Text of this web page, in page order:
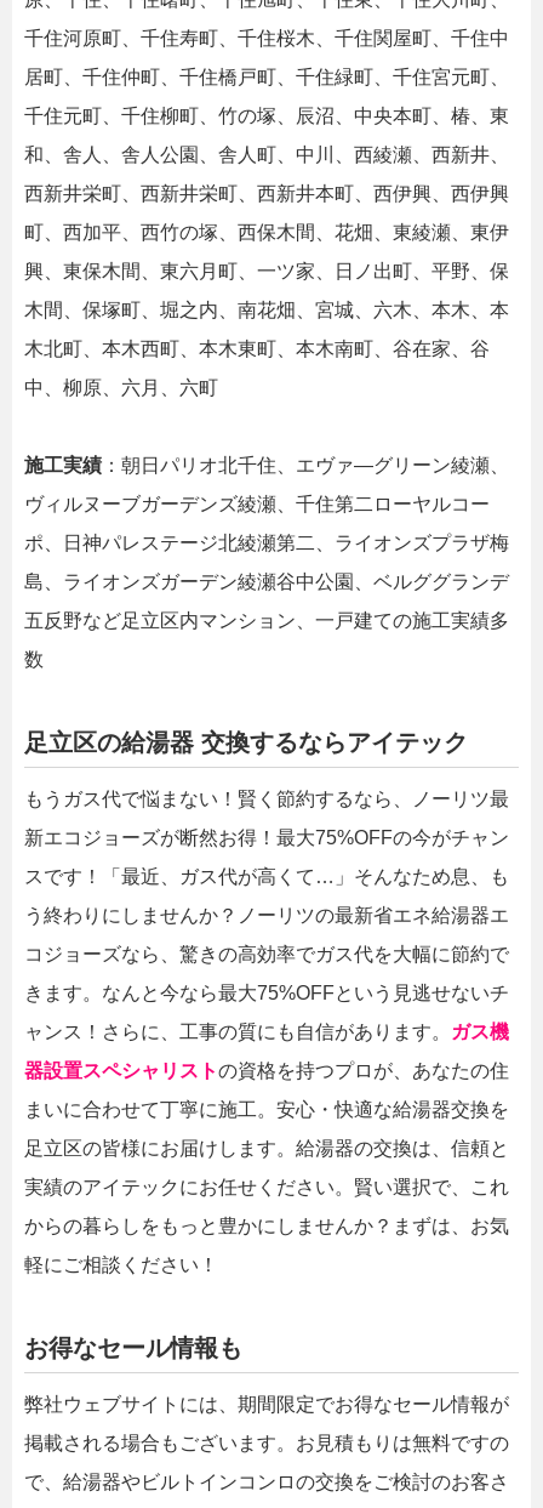
千住河原町、千住寿町、千住桜木、千住関屋町、千住中
居町、千住仲町、千住橋戸町、千住緑町、千住宮元町、
千住元町、千住柳町、竹の塚、辰沼、中央本町、椿、東
和、舎人、舎人公園、舎人町、中川、西綾瀬、西新井、
西新井栄町、西新井栄町、西新井本町、西伊興、西伊興
町、西加平、西竹の塚、西保木間、花畑、東綾瀬、東伊
興、東保木間、東六月町、一ツ家、日ノ出町、平野、保
木間、保塚町、堀之内、南花畑、宮城、六木、本木、本
木北町、本木西町、本木東町、本木南町、谷在家、谷
中、柳原、六月、六町
施工実績 ：朝日パリオ北千住、エヴァ―グリーン綾瀬、
ヴィルヌーブガーデンズ綾瀬、千住第二ローヤルコー
ポ、日神パレステージ北綾瀬第二、ライオンズプラザ梅
島、ライオンズガーデン綾瀬谷中公園、ベルググランデ
五反野など足立区内マンション、一戸建ての施工実績多
数
足立区の給湯器 交換するならアイテック
もうガス代で悩まない！賢く節約するなら、ノーリツ最
新エコジョーズが断然お得！最大75%OFFの今がチャン
スです！「最近、ガス代が高くて…」そんなため息、も
う終わりにしませんか？ノーリツの最新省エネ給湯器エ
コジョーズなら、驚きの高効率でガス代を大幅に節約で
きます。なんと今なら最大75%OFFという見逃せないチ
ャンス！さらに、工事の質にも自信があります。
ガス機
器設置スペシャリストの資格を持つプロが、あなたの住
まいに合わせて丁寧に施工。安心・快適な給湯器交換を
足立区の皆様にお届けします。給湯器の交換は、信頼と
実績のアイテックにお任せください。賢い選択で、これ
からの暮らしをもっと豊かにしませんか？まずは、お気
軽にご相談ください！
お得なセール情報も
弊社ウェブサイトには、期間限定でお得なセール情報が
掲載される場合もございます。お見積もりは無料ですの
で、給湯器やビルトインコンロの交換をご検討のお客さ